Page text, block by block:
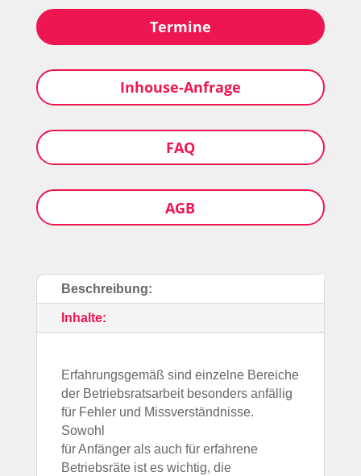
Termine
Inhouse-Anfrage
FAQ
AGB
Beschreibung:
Inhalte:
Erfahrungsgemäß sind einzelne Bereiche
der Betriebsratsarbeit besonders anfällig
für Fehler und Missverständnisse.
Sowohl
für Anfänger als auch für erfahrene
Betriebsräte ist es wichtig, die
Bildungslotse Antwortet sofort
ver.di Thüringen e.V. Ich helfe dir bei Fragen zu
Seminaren, Anmeldung, Stornierung, Kosten und
Bildungsfreistellung. Wie kann ich dir helfen?